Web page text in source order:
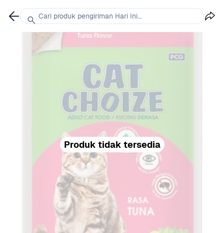
Produk tidak tersedia
Cari produk pengiriman Hari Ini...